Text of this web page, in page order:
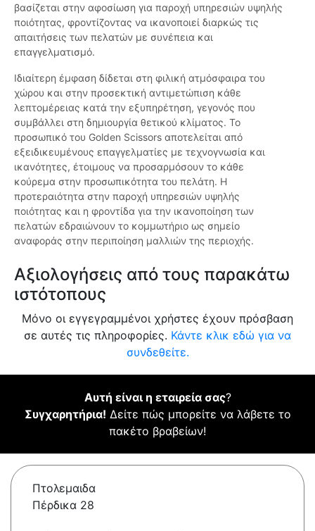
βασίζεται στην αφοσίωση για παροχή υπηρεσιών υψηλής
ποιότητας, φροντίζοντας να ικανοποιεί διαρκώς τις
απαιτήσεις των πελατών με συνέπεια και
επαγγελματισμό.
Ιδιαίτερη έμφαση δίδεται στη φιλική ατμόσφαιρα του
χώρου και στην προσεκτική αντιμετώπιση κάθε
λεπτομέρειας κατά την εξυπηρέτηση, γεγονός που
συμβάλλει στη δημιουργία θετικού κλίματος. Το
προσωπικό του Golden Scissors αποτελείται από
εξειδικευμένους επαγγελματίες με τεχνογνωσία και
ικανότητες, έτοιμους να προσαρμόσουν το κάθε
κούρεμα στην προσωπικότητα του πελάτη. Η
προτεραιότητα στην παροχή υπηρεσιών υψηλής
ποιότητας και η φροντίδα για την ικανοποίηση των
πελατών εδραιώνουν το κομμωτήριο ως σημείο
αναφοράς στην περιποίηση μαλλιών της περιοχής.
Αξιολογήσεις από τους παρακάτω
ιστότοπους
Μόνο οι εγγεγραμμένοι χρήστες έχουν πρόσβαση
σε αυτές τις πληροφορίες. Κάντε κλικ εδώ για να
συνδεθείτε.
Αυτή είναι η εταιρεία σας?
Συγχαρητήρια! Δείτε πώς μπορείτε να λάβετε το
πακέτο βραβείων!
Πτολεμαιδα
Πέρδικα 28